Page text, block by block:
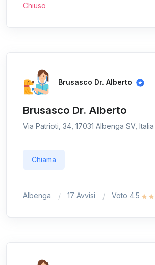
Chiuso
Brusasco Dr. Alberto
Brusasco Dr. Alberto
Via Patrioti, 34, 17031 Albenga SV, Italia
Chiama
Albenga 17 Avvisi Voto 4.5